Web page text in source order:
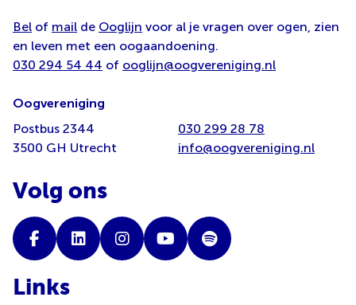
Bel of mail de Ooglijn voor al je vragen over ogen, zien
en leven met een oogaandoening.
030 294 54 44 of ooglijn@oogvereniging.nl
Oogvereniging
Postbus 2344
3500 GH Utrecht
030 299 28 78
info@oogvereniging.nl
Volg ons
Links